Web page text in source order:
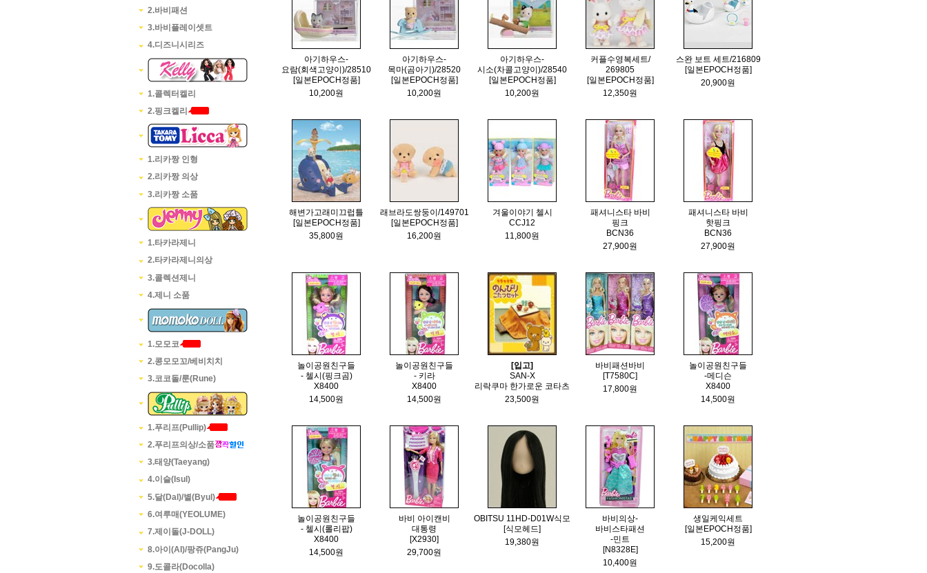
2.바비패션
3.바비플레이셋트
4.디즈니시리즈
1.콜렉터켈리
2.핑크켈리
1.리카짱 인형
2.리카짱 의상
3.리카짱 소품
1.타카라제니
2.타카라제니의상
3.콜렉션제니
4.제니 소품
1.모모코
2.콩모모꼬/베비치치
3.코코돌/룬(Rune)
1.푸리프(Pullip)
2.푸리프의상/소품
3.태양(Taeyang)
4.이슬(Isul)
5.달(Dal)/별(Byul)
6.여루매(YEOLUME)
7.제이돌(J-DOLL)
8.아이(AI)/팡쥬(PangJu)
9.도콜라(Docolla)
아기하우스-
요람(회색고양이)/28510
[일본EPOCH정품]
10,200원
아기하우스-
목마(곰아기)/28520
[일본EPOCH정품]
10,200원
아기하우스-
시소(차콜고양이)/28540
[일본EPOCH정품]
10,200원
커플수영복세트/
269805
[일본EPOCH정품]
12,350원
스완 보트 세트/216809
[일본EPOCH정품]
20,900원
해변가고래미끄럽틀
[일본EPOCH정품]
35,800원
래브라도쌍둥이/149701
[일본EPOCH정품]
16,200원
겨울이야기 첼시
CCJ12
11,800원
패셔니스타 바비
핑크
BCN36
27,900원
패셔니스타 바비
핫핑크
BCN36
27,900원
놀이공원친구들
- 첼시(핑크곰)
X8400
14,500원
놀이공원친구들
- 키라
X8400
14,500원
[입고]
SAN-X
리락쿠마 한가로운 코타츠
23,500원
바비패션바비
[T7580C]
17,800원
놀이공원친구들
-메디슨
X8400
14,500원
놀이공원친구들
- 첼시(롤리팝)
X8400
14,500원
바비 아이캔비
대통령
[X2930]
29,700원
OBITSU 11HD-D01W식모
[식모헤드]
19,380원
바비의상-
바비스타패션
-민트
[N8328E]
10,400원
생일케익세트
[일본EPOCH정품]
15,200원